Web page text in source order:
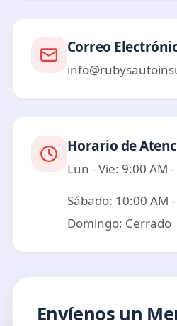
Correo
Horario de
Lun - Vie: 9:00 AM
Sábado: 10:00 AM
Domingo: Cerrado
Envíenos un